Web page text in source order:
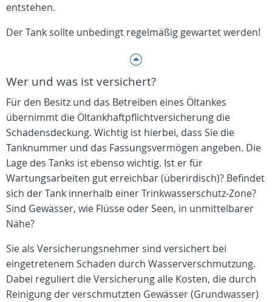
entstehen.
Der Tank sollte unbedingt regelmäßig gewartet werden!
Wer und was ist versichert?
Für den Besitz und das Betreiben eines Öltankes
übernimmt die Öltankhaftpflichtversicherung die
Schadensdeckung. Wichtig ist hierbei, dass Sie die
Tanknummer und das Fassungsvermögen angeben. Die
Lage des Tanks ist ebenso wichtig. Ist er für
Wartungsarbeiten gut erreichbar (überirdisch)? Befindet
sich der Tank innerhalb einer Trinkwasserschutz-Zone?
Sind Gewässer, wie Flüsse oder Seen, in unmittelbarer
Nähe?
Sie als Versicherungsnehmer sind versichert bei
eingetretenem Schaden durch Wasserverschmutzung.
Dabei reguliert die Versicherung alle Kosten, die durch
Reinigung der verschmutzten Gewässer (Grundwasser)